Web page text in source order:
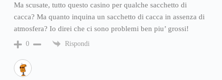
Ma scusate, tutto questo casino per qualche sacchetto di
cacca? Ma quanto inquina un sacchetto di cacca in assenza di
atmosfera? Io direi che ci sono problemi ben piu’ grossi!
0 Rispondi